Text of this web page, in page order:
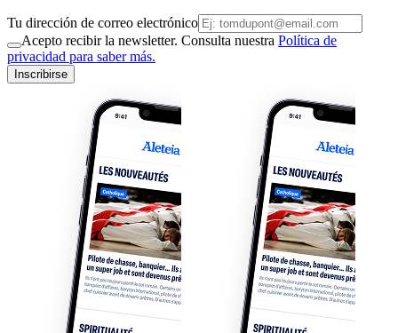
Tu dirección de correo electrónico
Acepto recibir la newsletter. Consulta nuestra Política de
privacidad para saber más.
Inscribirse